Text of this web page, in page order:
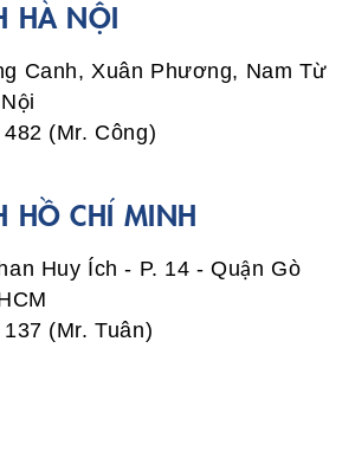
HÀ NỘI
Canh, Xuân Phương, Nam Từ
(Mr. Công)
HỒ CHÍ MINH
Huy Ích - P. 14 - Quận Gò
(Mr. Tuân)